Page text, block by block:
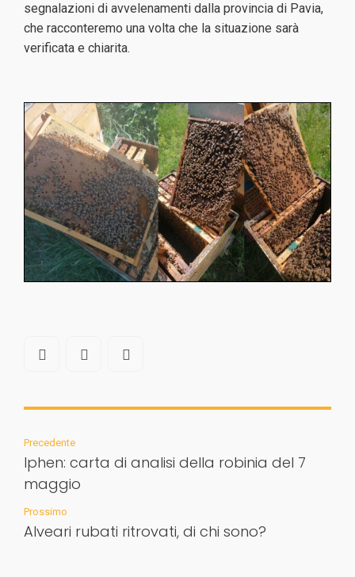
segnalazioni di avvelenamenti dalla provincia di Pavia,
che racconteremo una volta che la situazione sarà
verificata e chiarita.
Precedente
Iphen: carta di analisi della robinia del 7
maggio
Prossimo
Alveari rubati ritrovati, di chi sono?